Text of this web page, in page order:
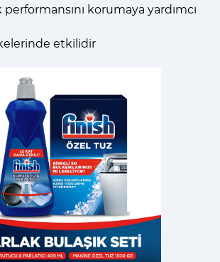
performansını korumaya yardımcı
etkilidir